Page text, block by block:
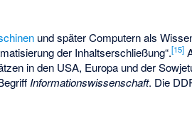
und später Computern als
der Inhaltserschließung“.[15]
in den USA, Europa und der
Informationswissenschaft. Die